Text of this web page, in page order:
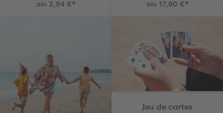
dès 2,94 €* dès 17,90 €*
Jeu de cartes